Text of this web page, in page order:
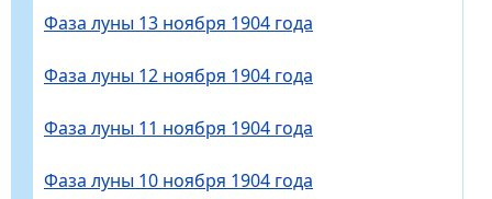
Фаза луны 13 ноября 1904 года
Фаза луны 12 ноября 1904 года
Фаза луны 11 ноября 1904 года
Фаза луны 10 ноября 1904 года